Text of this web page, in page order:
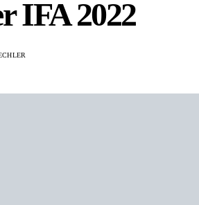
IFA 2022